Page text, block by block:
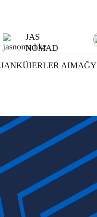
JAS
NOMAD
JANKÜIERLER AIMAĞY